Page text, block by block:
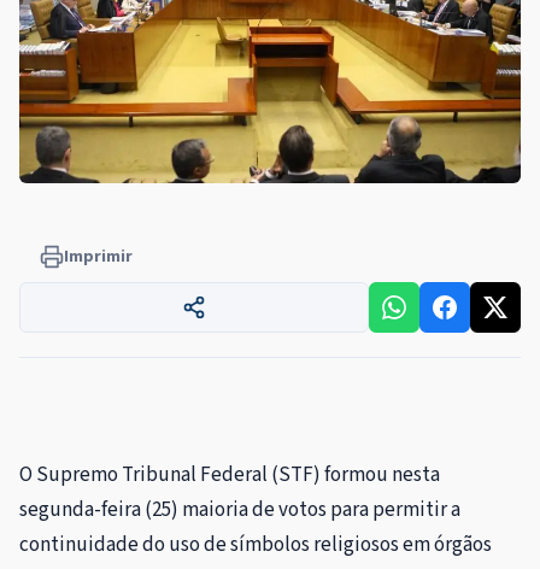
Imprimir
O Supremo Tribunal Federal (STF) formou nesta
segunda-feira (25) maioria de votos para permitir a
continuidade do uso de símbolos religiosos em órgãos